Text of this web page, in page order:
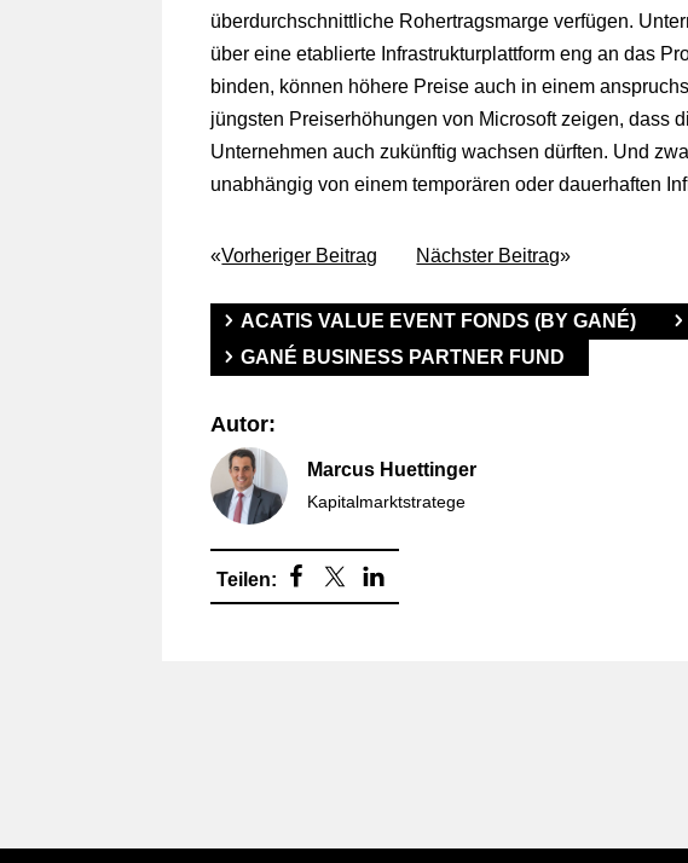
überdurchschnittliche Rohertragsmarge verfügen.
über eine etablierte Infrastrukturplattform eng an das
binden, können höhere Preise auch in einem
jüngsten Preiserhöhungen von Microsoft zeigen, dass
Unternehmen auch zukünftig wachsen dürften. Und
unabhängig von einem temporären oder dauerhaften
«Vorheriger Beitrag Nächster Beitrag»
ACATIS VALUE EVENT FONDS (BY GANÉ)
GANÉ BUSINESS PARTNER FUND
Autor:
Marcus Huettinger
Kapitalmarktstratege